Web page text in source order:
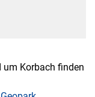
um Korbach finden